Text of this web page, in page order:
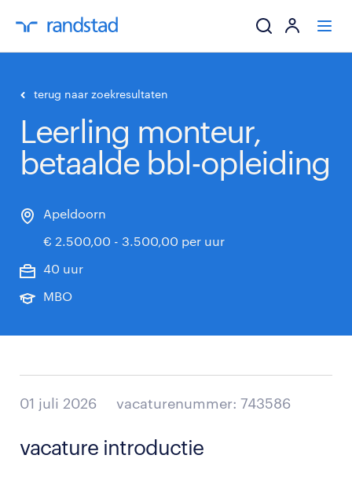
werkgevers
mijn carrière
terug naar zoekresultaten
Leerling monteur,
betaalde bbl-opleiding
Apeldoorn
€ 2.500,00 - 3.500,00 per uur
40 uur
MBO
01 juli 2026 vacaturenummer: 743586
vacature introductie